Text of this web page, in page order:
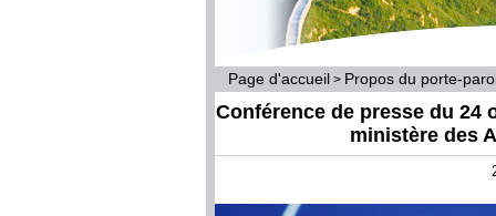
Page d'accueil > Propos du porte-
Conférence de presse du 24
ministère des